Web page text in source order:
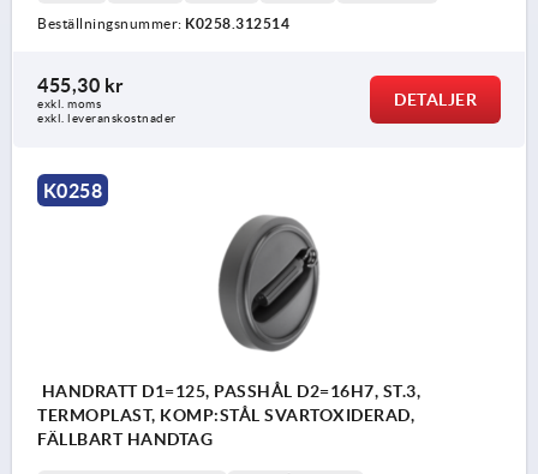
Beställningsnummer: K0258.312514
455,30 kr
exkl. moms
exkl. leveranskostnader
DETALJER
K0258
HANDRATT D1=125, PASSHÅL D2=16H7, ST.3,
TERMOPLAST, KOMP:STÅL SVARTOXIDERAD,
FÄLLBART HANDTAG